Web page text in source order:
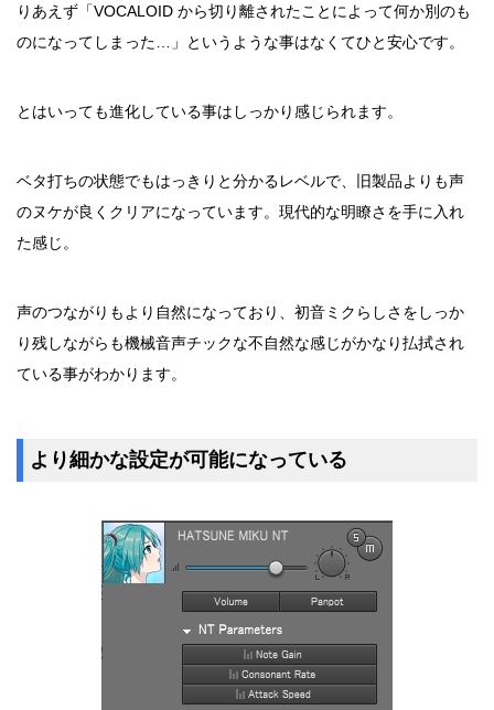
りあえず「VOCALOID から切り離されたことによって何か別のも
のになってしまった…」というような事はなくてひと安心です。
とはいっても進化している事はしっかり感じられます。
ベタ打ちの状態でもはっきりと分かるレベルで、旧製品よりも声
のヌケが良くクリアになっています。現代的な明瞭さを手に入れ
た感じ。
声のつながりもより自然になっており、初音ミクらしさをしっか
り残しながらも機械音声チックな不自然な感じがかなり払拭され
ている事がわかります。
より細かな設定が可能になっている